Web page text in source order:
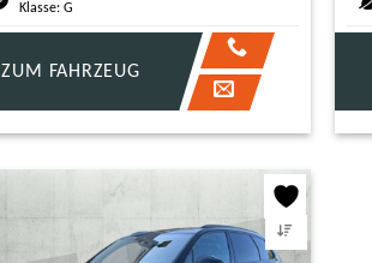
Klasse: G
ZUM FAHRZEUG